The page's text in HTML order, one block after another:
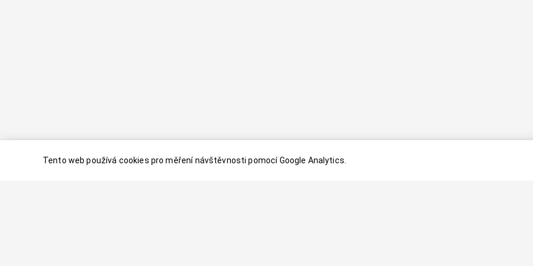
Tento web používá cookies pro měření návštěvnosti pomocí Google Analytics.